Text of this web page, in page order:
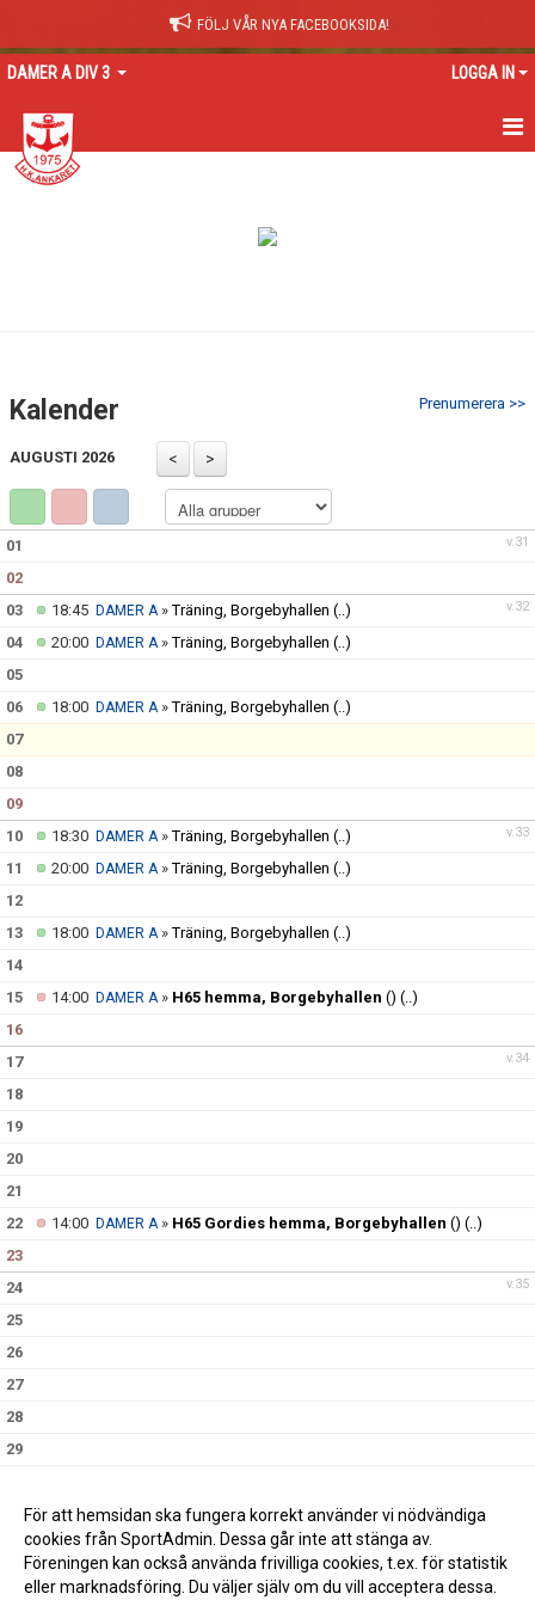
FÖLJ VÅR NYA FACEBOOKSIDA!
DAMER A DIV 3 LOGGA IN
HEM
KONTAKT
MATCHER
Prenumerera >>
Kalender
AUGUSTI 2026
v.31
01
02
v.32
03 18:45 DAMER A »Träning, Borgebyhallen (..)
04
20:00 DAMER A »Träning, Borgebyhallen (..)
05
06
18:00 DAMER A »Träning, Borgebyhallen (..)
07
08
09
v.33
10 18:30 DAMER A »Träning, Borgebyhallen (..)
11
20:00 DAMER A »Träning, Borgebyhallen (..)
12
13
18:00 DAMER A »Träning, Borgebyhallen (..)
14
15
14:00 DAMER A » H65 hemma, Borgebyhallen () (..)
16
v.34
17
18
19
20
21
22
14:00 DAMER A » H65 Gordies hemma, Borgebyhallen () (..)
23
v.35
24
25
26
27
28
29
För att hemsidan ska fungera korrekt använder vi nödvändiga
cookies från SportAdmin. Dessa går inte att stänga av.
Föreningen kan också använda frivilliga cookies, t.ex. för statistik
eller marknadsföring. Du väljer själv om du vill acceptera dessa.